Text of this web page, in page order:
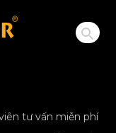
tư vấn miễn phí